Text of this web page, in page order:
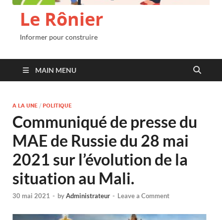
Le Rônier
Informer pour construire
MAIN MENU
A LA UNE / POLITIQUE
Communiqué de presse du
MAE de Russie du 28 mai
2021 sur l’évolution de la
situation au Mali.
30 mai 2021 - byAdministrateur - Leave a Comment